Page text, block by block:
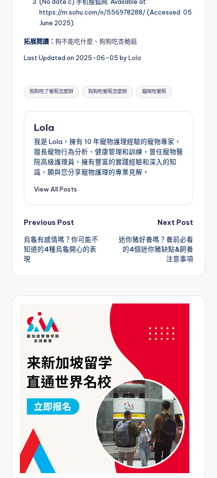
(No date c) 手机搜狐网. Available at:
https://m.sohu.com/n/556978288/ (Accessed: 05
June 2025).
拓展閱讀： 狗不能吃什麼 、 狗狗吃杏鮑菇
Last Updated on 2025-06-05 byLola
Tags:
狗狗吃了葡萄怎麼辦 狗狗吃葡萄怎麼辦 貓咪吃葡萄
Lola
我是 Lola，擁有 10 年寵物護理經驗的寵物專家，
擅長寵物行為分析、健康管理和訓練，曾任寵物醫
院高級護理員，擁有豐富的實踐經驗和深入的知
識，願與您分享寵物護理的專業見解。
View All Posts
Post
navigation
Previous Post
烏龜有感情嗎？你可能不
知道的4種烏龜開心的表
現
Next Post
迷你豬好養嗎？養前必看
的4個迷你豬缺點&飼養
注意事項